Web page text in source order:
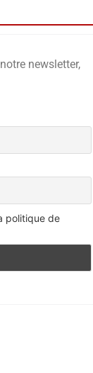
newsletter,
politique de